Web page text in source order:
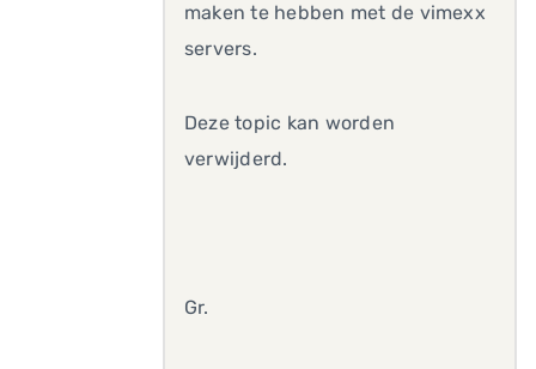
maken te hebben met de vimexx
servers.
Deze topic kan worden
verwijderd.
Gr.